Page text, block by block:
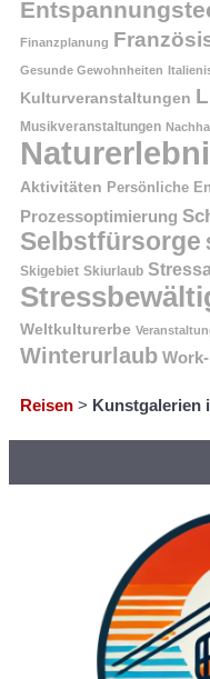
Finanzplanung
Gesunde Gewohnheiten
Kulturveranstaltungen
Musikveranstaltungen
Aktivitäten Persönliche
Prozessoptimierung
Selbstfürsorge
Skigebiet Skiurlaub
Weltkulturerbe
Winterurlaub
Reisen > Kunstgalerien